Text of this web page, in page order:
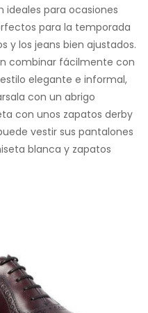
ideales para ocasiones
para la temporada
y los jeans bien ajustados.
combinar fácilmente con
elegante e informal,
con un abrigo
con unos zapatos derby
vestir sus pantalones
blanca y zapatos